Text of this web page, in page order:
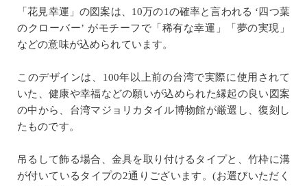
「花見幸運」の図案は、10万の1の確率と言われる ‘四つ葉
のクローバー’ がモチーフで「稀有な幸運」「夢の実現」
などの意味が込められています。
このデザインは、100年以上前の台湾で実際に使用されて
いた、健康や幸福などの願いが込められた縁起の良い図案
の中から、台湾マジョリカタイル博物館が厳選し、復刻し
たものです。
吊るして飾る場合、金具を取り付けるタイプと、竹枠に溝
が付いているタイプの2通りございます。(お選びいただく